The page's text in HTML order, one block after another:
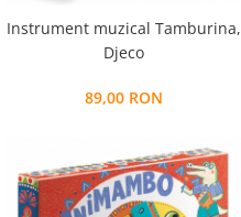
Instrument muzical Tamburina,
Djeco
89,00 RON